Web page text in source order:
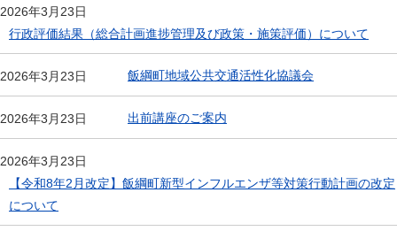
2026年3月23日
行政評価結果（総合計画進捗管理及び政策・施策評価）について
2026年3月23日 飯綱町地域公共交通活性化協議会
2026年3月23日 出前講座のご案内
2026年3月23日
【令和8年2月改定】飯綱町新型インフルエンザ等対策行動計画の改定
について